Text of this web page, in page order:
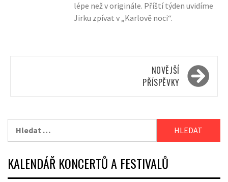
lépe než v originále. Příští týden uvidíme
Jirku zpívat v „Karlově noci“.
NOVĚJŠÍ
PŘÍSPĚVKY
KALENDÁŘ KONCERTŮ A FESTIVALŮ